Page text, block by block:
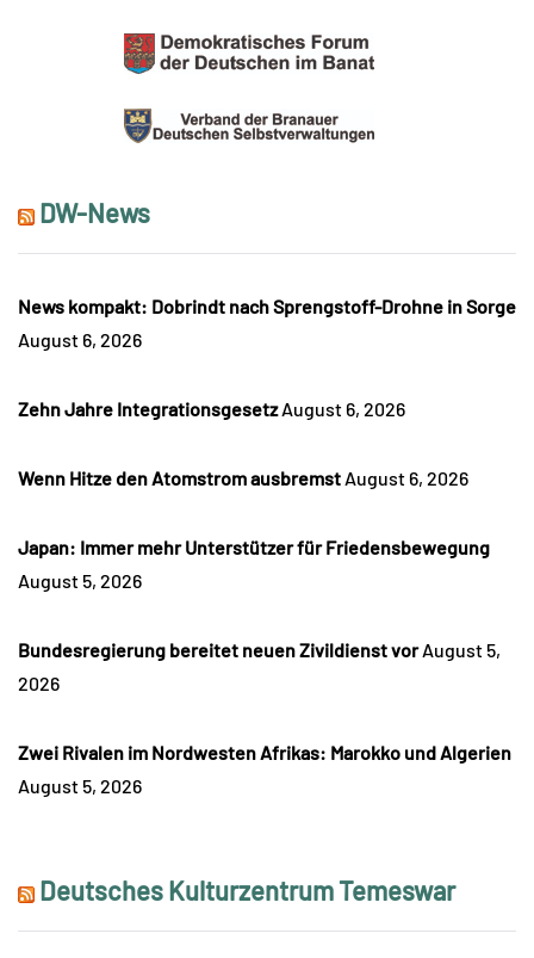
DW-News
News kompakt: Dobrindt nach Sprengstoff-Drohne in Sorge
August 6, 2026
Zehn Jahre Integrationsgesetz August 6, 2026
Wenn Hitze den Atomstrom ausbremst August 6, 2026
Japan: Immer mehr Unterstützer für Friedensbewegung
August 5, 2026
Bundesregierung bereitet neuen Zivildienst vor August 5,
2026
Zwei Rivalen im Nordwesten Afrikas: Marokko und Algerien
August 5, 2026
Deutsches Kulturzentrum Temeswar